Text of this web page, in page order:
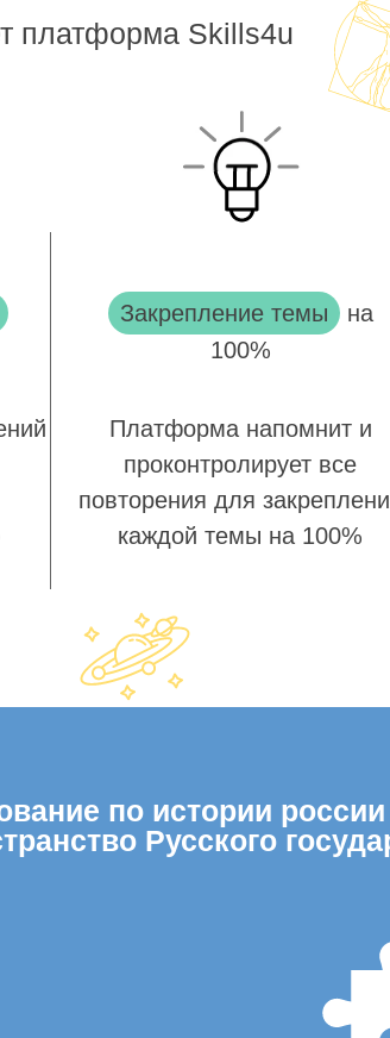
платформа Skills4u
Закрепление темы на
100%
Платформа напомнит и
проконтролирует все
повторения для
каждой темы на 100%
по истории россии
Русского